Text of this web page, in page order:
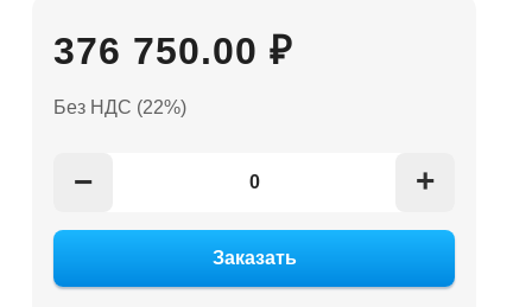
376 750.00 ₽
Без НДС (22%)
− +